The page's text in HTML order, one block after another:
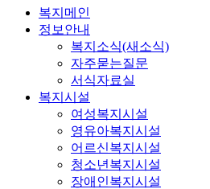
복지메인
정보안내
복지소식(새소식)
자주묻는질문
서식자료실
복지시설
여성복지시설
영유아복지시설
어르신복지시설
청소년복지시설
장애인복지시설